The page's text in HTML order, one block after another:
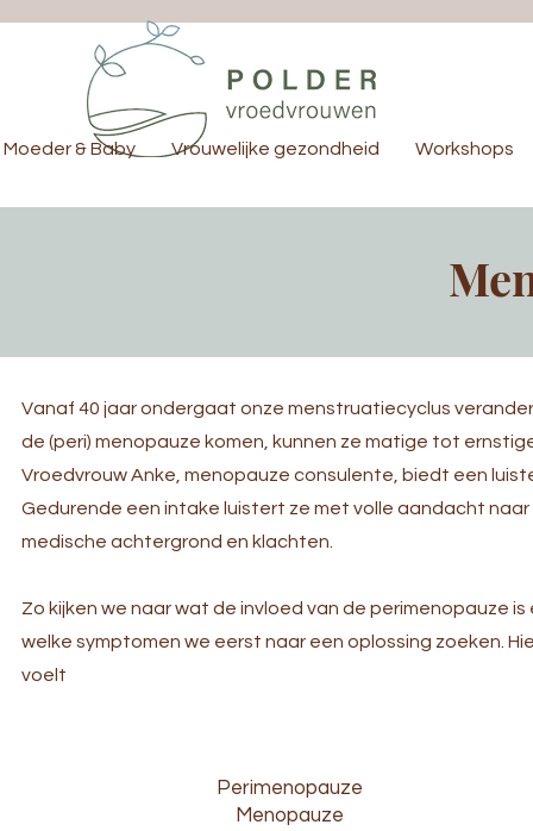
Moeder & Baby Vrouwelijke gezondheid Workshops
Vanaf 40 jaar ondergaat onze menstruatiecyclus
de (peri) menopauze komen, kunnen ze matige tot
Vroedvrouw Anke, menopauze consulente, biedt een
Gedurende een intake luistert ze met volle aandacht
medische achtergrond en klachten.
Zo kijken we naar wat de invloed van de perimenopauze
welke symptomen we eerst naar een oplossing zoeken.
voelt
Perimenopauze
Menopauze